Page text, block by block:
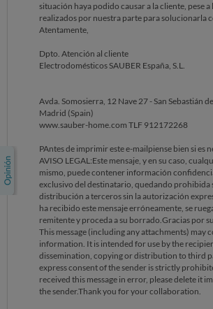
situación haya podido causar a la cliente, pese a
realizados por nuestra parte para solucionarla
Atentamente,
Dpto. Atención al cliente
Electrodomésticos SAUBER España, S.L.
Avda. Somosierra, 12 Nave 27 - San Sebastián
Madrid (Spain)
www.sauber-home.com TLF 912172268
PAntes de imprimir este e-mailpiense bien si es
AVISO LEGAL:Este mensaje, y en su caso,
mismo, puede contener información
exclusivo del destinatario, quedando prohibida
distribución a terceros sin la autorización
ha recibido este mensaje erróneamente, se
remitente y proceda a su borrado.Gracias por
This message (including any attachments) may
information. It is intended for use by the
dissemination, copying or distribution to third
express consent of the sender is strictly
received this message in error, please delete it
the sender.Thank you for your collaboration.